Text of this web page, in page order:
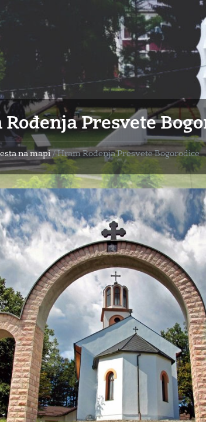
Presvete
na mapi/Hram Rođenja Presvete Bogorodice